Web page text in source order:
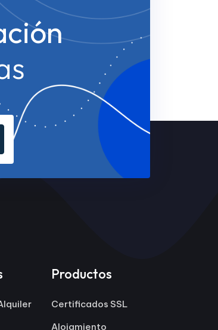
Productos
Certificados SSL
Alojamiento